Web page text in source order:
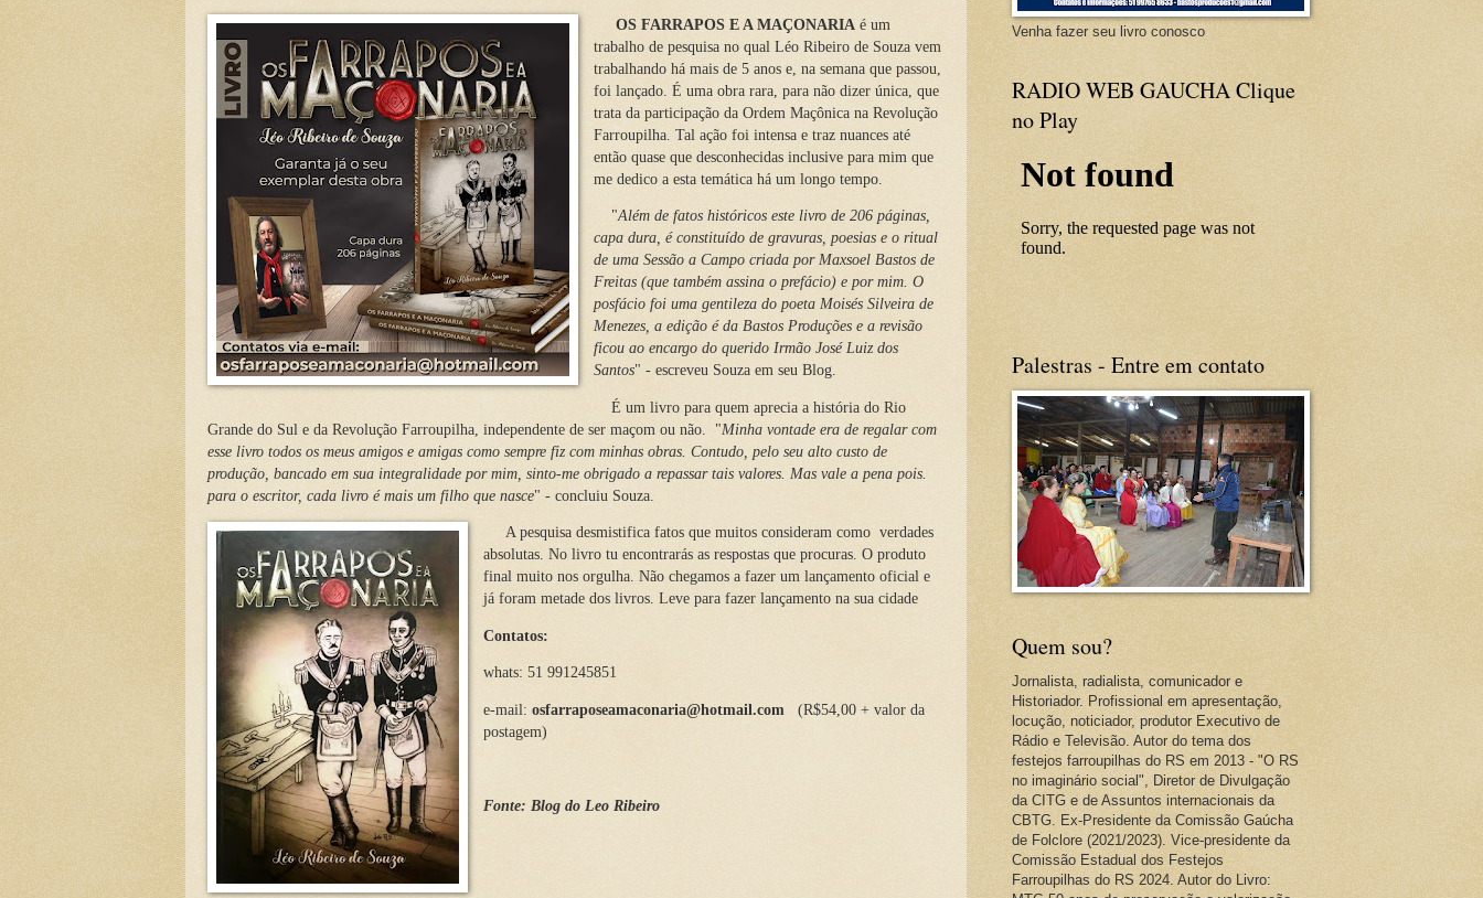
OS FARRAPOS E A MAÇONARIA é um
trabalho de pesquisa no qual Léo Ribeiro de Souza vem
trabalhando há mais de 5 anos e, na semana que passou,
foi lançado. É uma obra rara, para não dizer única, que
trata da participação da Ordem Maçônica na Revolução
Farroupilha. Tal ação foi intensa e traz nuances até
então quase que desconhecidas inclusive para mim que
me dedico a esta temática há um longo tempo.
"Além de fatos históricos este livro de 206 páginas,
capa dura, é constituído de gravuras, poesias e o ritual
de uma Sessão a Campo criada por Maxsoel Bastos de
Freitas (que também assina o prefácio) e por mim. O
posfácio foi uma gentileza do poeta Moisés Silveira de
Menezes, a edição é da Bastos Produções e a revisão
ficou ao encargo do querido Irmão José Luiz dos
Santos" - escreveu Souza em seu Blog.
É um livro para quem aprecia a história do Rio
Grande do Sul e da Revolução Farroupilha, independente de ser maçom ou não. "Minha vontade era de regalar com
esse livro todos os meus amigos e amigas como sempre fiz com minhas obras. Contudo, pelo seu alto custo de
produção, bancado em sua integralidade por mim, sinto-me obrigado a repassar tais valores. Mas vale a pena pois.
para o escritor, cada livro é mais um filho que nasce" - concluiu Souza.
A pesquisa desmistifica fatos que muitos consideram como verdades
absolutas. No livro tu encontrarás as respostas que procuras. O produto
final muito nos orgulha. Não chegamos a fazer um lançamento oficial e
já foram metade dos livros. Leve para fazer lançamento na sua cidade
Contatos:
whats: 51 991245851
e-mail: osfarraposeamaconaria@hotmail.com (R$54,00 + valor da
postagem)
Fonte: Blog do Leo Ribeiro
Venha fazer seu livro conosco
RADIO WEB GAUCHA Clique
no Play
Palestras - Entre em contato
Quem sou?
Jornalista, radialista, comunicador e
Historiador. Profissional em apresentação,
locução, noticiador, produtor Executivo de
Rádio e Televisão. Autor do tema dos
festejos farroupilhas do RS em 2013 - "O RS
no imaginário social", Diretor de Divulgação
da CITG e de Assuntos internacionais da
CBTG. Ex-Presidente da Comissão Gaúcha
de Folclore (2021/2023). Vice-presidente da
Comissão Estadual dos Festejos
Farroupilhas do RS 2024. Autor do Livro: